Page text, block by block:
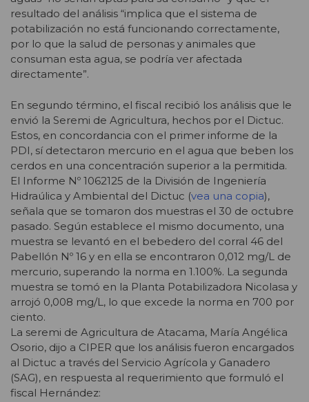
resultado del análisis “implica que el sistema de
potabilización no está funcionando correctamente,
por lo que la salud de personas y animales que
consuman esta agua, se podría ver afectada
directamente”.
En segundo término, el fiscal recibió los análisis que le
envió la Seremi de Agricultura, hechos por el Dictuc.
Estos, en concordancia con el primer informe de la
PDI, sí detectaron mercurio en el agua que beben los
cerdos en una concentración superior a la permitida.
El Informe Nº 1062125 de la División de Ingeniería
Hidraúlica y Ambiental del Dictuc (vea una copia),
señala que se tomaron dos muestras el 30 de octubre
pasado. Según establece el mismo documento, una
muestra se levantó en el bebedero del corral 46 del
Pabellón Nº 16 y en ella se encontraron 0,012 mg/L de
mercurio, superando la norma en 1.100%. La segunda
muestra se tomó en la Planta Potabilizadora Nicolasa y
arrojó 0,008 mg/L, lo que excede la norma en 700 por
ciento.
La seremi de Agricultura de Atacama, María Angélica
Osorio, dijo a CIPER que los análisis fueron encargados
al Dictuc a través del Servicio Agrícola y Ganadero
(SAG), en respuesta al requerimiento que formuló el
fiscal Hernández: